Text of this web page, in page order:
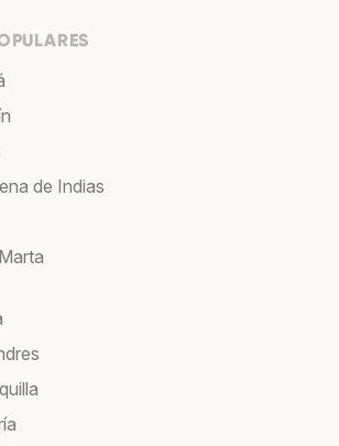
de Indias